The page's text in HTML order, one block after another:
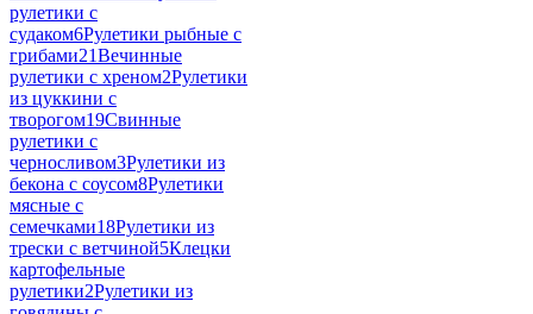
рулетики с
судаком6Рулетики рыбные с
грибами21Вечинные
рулетики с хреном2Рулетики
из цуккини с
творогом19Свинные
рулетики с
черносливом3Рулетики из
бекона с соусом8Рулетики
мясные с
семечками18Рулетики из
трески с ветчиной5Клецки
картофельные
рулетики2Рулетики из